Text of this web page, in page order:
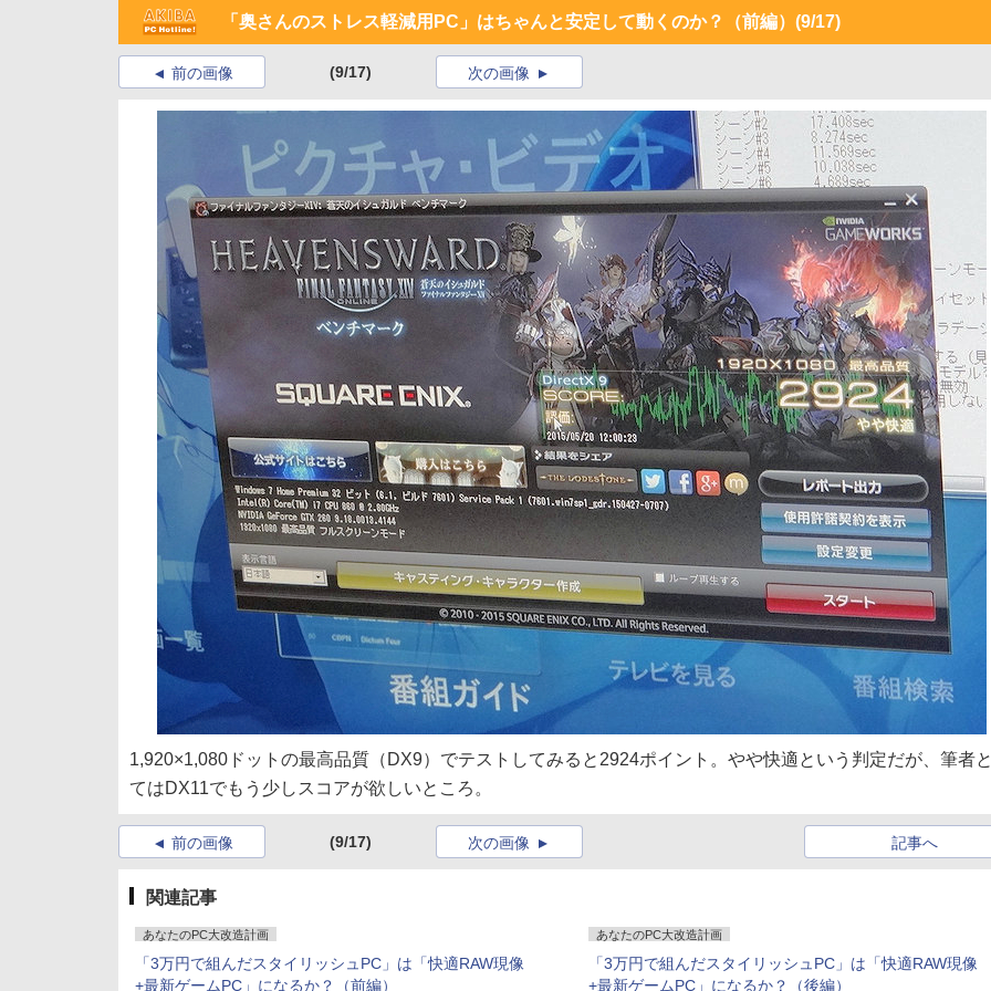
「奥さんのストレス軽減用PC」はちゃんと安定して動くのか？（前編） (9/17)
前の画像 (9/17) 次の画像
1,920×1,080ドットの最高品質（DX9）でテストしてみると2924ポイント。やや快適という判定だが、筆者
てはDX11でもう少しスコアが欲しいところ。
前の画像 (9/17) 記事へ
次の画像
関連記事
あなたのPC大改造計画
「3万円で組んだスタイリッシュPC」は「快適RAW現像
+最新ゲームPC」になるか？（前編）
あなたのPC大改造計画
「3万円で組んだスタイリッシュPC」は「快適RAW現像
+最新ゲームPC」になるか？（後編）